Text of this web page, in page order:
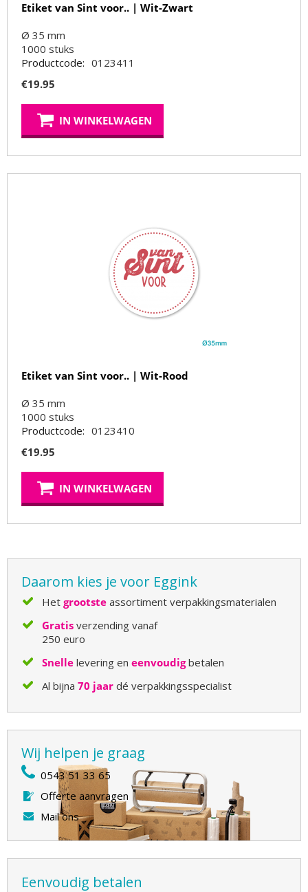
Etiket van Sint voor.. | Wit-Zwart
Ø 35 mm
1000 stuks
Productcode: 0123411
€19.95
IN WINKELWAGEN
Etiket van Sint voor.. | Wit-Rood
Ø 35 mm
1000 stuks
Productcode: 0123410
€19.95
IN WINKELWAGEN
Daarom kies je voor Eggink
Het grootste assortiment verpakkingsmaterialen
Gratis verzending vanaf
250 euro
Snelle levering en eenvoudigbetalen
Al bijna 70 jaar dé verpakkingsspecialist
Wij helpen je graag
0543 51 33 65
Offerte aanvragen
Mail ons
Eenvoudig betalen